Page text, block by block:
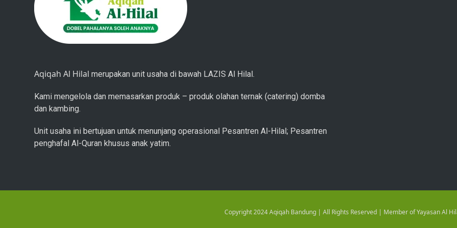
Aqiqah Al Hilal merupakan unit usaha di bawah LAZIS Al Hilal.
Kami mengelola dan memasarkan produk – produk olahan ternak (catering) domba
dan kambing.
Unit usaha ini bertujuan untuk menunjang operasional Pesantren Al-Hilal; Pesantren
penghafal Al-Quran khusus anak yatim.
Copyright 2024 Aqiqah Bandung | All Rights Reserved | Member of Yayasan Al